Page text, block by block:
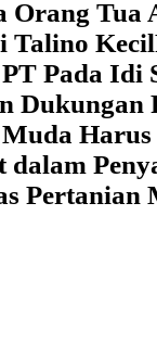
Tua
Talino Kecil
Pada Idi
Dukungan